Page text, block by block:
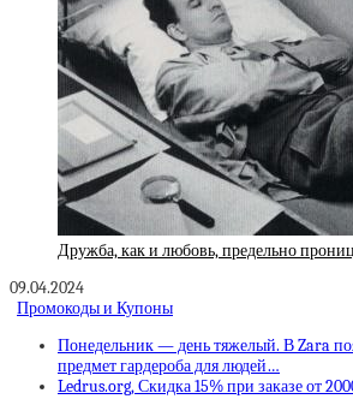
Дружба, как и любовь, предельно
09.04.2024
Промокоды и Купоны
Понедельник — день тяжелый. В Zara
предмет гардероба для людей…
Ledrus.org, Скидка 15% при заказе от